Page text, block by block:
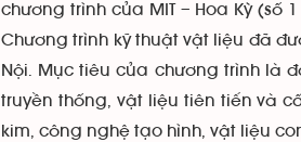
chương trình của MIT – Hoa Kỳ (số
Chương trình kỹ thuật vật liệu đã
Nội. Mục tiêu của chương trình là
truyền thống, vật liệu tiên tiến và
kim, công nghệ tạo hình, vật liệu